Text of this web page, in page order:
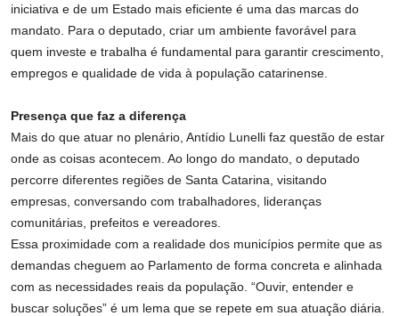
iniciativa e de um Estado mais eficiente é uma das marcas do
mandato. Para o deputado, criar um ambiente favorável para
quem investe e trabalha é fundamental para garantir crescimento,
empregos e qualidade de vida à população catarinense.
Presença que faz a diferença
Mais do que atuar no plenário, Antídio Lunelli faz questão de estar
onde as coisas acontecem. Ao longo do mandato, o deputado
percorre diferentes regiões de Santa Catarina, visitando
empresas, conversando com trabalhadores, lideranças
comunitárias, prefeitos e vereadores.
Essa proximidade com a realidade dos municípios permite que as
demandas cheguem ao Parlamento de forma concreta e alinhada
com as necessidades reais da população. “Ouvir, entender e
buscar soluções” é um lema que se repete em sua atuação diária.